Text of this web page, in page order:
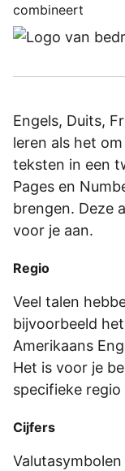
combineert
Engels, Duits,
leren als het
teksten in een
Pages en
brengen. Deze
voor je aan.
Regio
Veel talen
bijvoorbeeld
Amerikaans
Het is voor je
specifieke
Cijfers